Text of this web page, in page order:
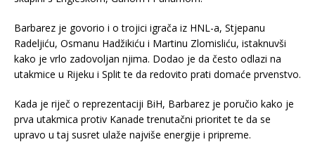
Barbarez je govorio i o trojici igrača iz HNL-a, Stjepanu
Radeljiću, Osmanu Hadžikiću i Martinu Zlomisliću, istaknuvši
kako je vrlo zadovoljan njima. Dodao je da često odlazi na
utakmice u Rijeku i Split te da redovito prati domaće prvenstvo.
Kada je riječ o reprezentaciji BiH, Barbarez je poručio kako je
prva utakmica protiv Kanade trenutačni prioritet te da se
upravo u taj susret ulaže najviše energije i pripreme.